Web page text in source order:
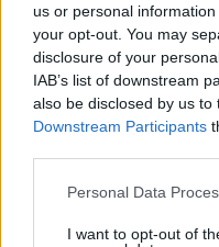
us or personal
your opt-out. You may
disclosure of your
IAB’s list of downstream
also be disclosed by us to
Downstream Participants
Please note that this
not limited to your visit or
Personal Data
I want to opt-out of